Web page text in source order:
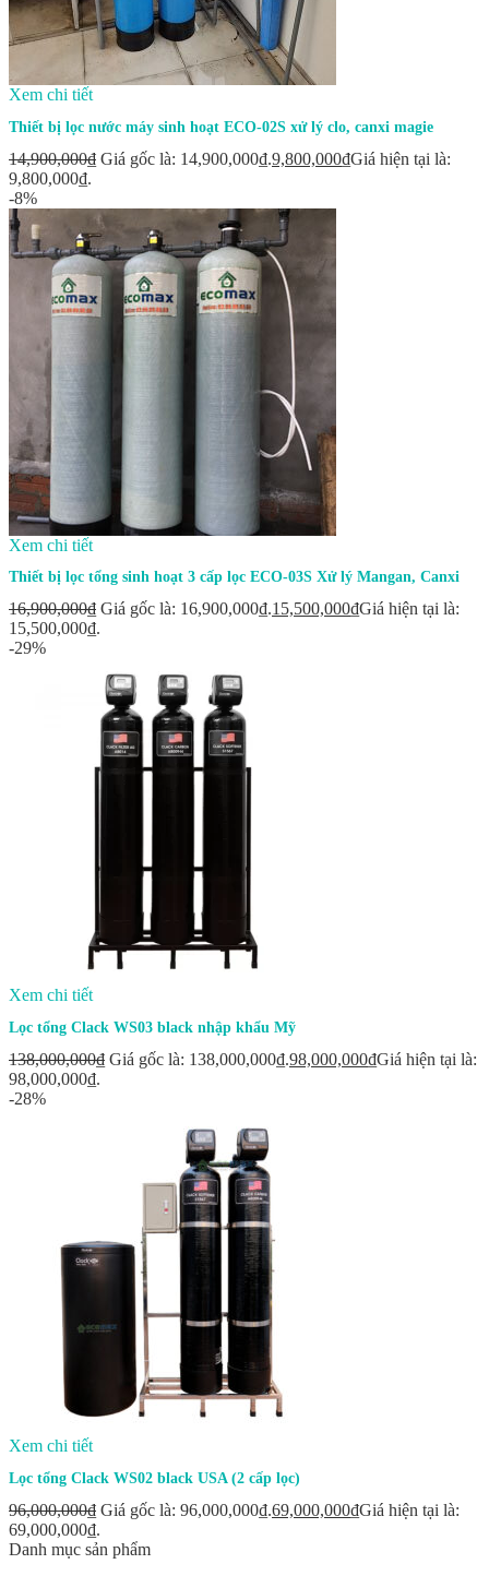
Xem chi tiết
Thiết bị lọc nước máy sinh hoạt ECO-02S xử lý clo, canxi magie
14,900,000₫ Giá gốc là: 14,900,000₫.9,800,000₫Giá hiện tại là:
9,800,000₫.
-8%
Xem chi tiết
Thiết bị lọc tổng sinh hoạt 3 cấp lọc ECO-03S Xử lý Mangan, Canxi
16,900,000₫ Giá gốc là: 16,900,000₫.15,500,000₫Giá hiện tại là:
15,500,000₫.
-29%
Xem chi tiết
Lọc tổng Clack WS03 black nhập khẩu Mỹ
138,000,000₫ Giá gốc là: 138,000,000₫.98,000,000₫Giá hiện tại là:
98,000,000₫.
-28%
Xem chi tiết
Lọc tổng Clack WS02 black USA (2 cấp lọc)
96,000,000₫ Giá gốc là: 96,000,000₫.69,000,000₫Giá hiện tại là:
69,000,000₫.
Danh mục sản phẩm